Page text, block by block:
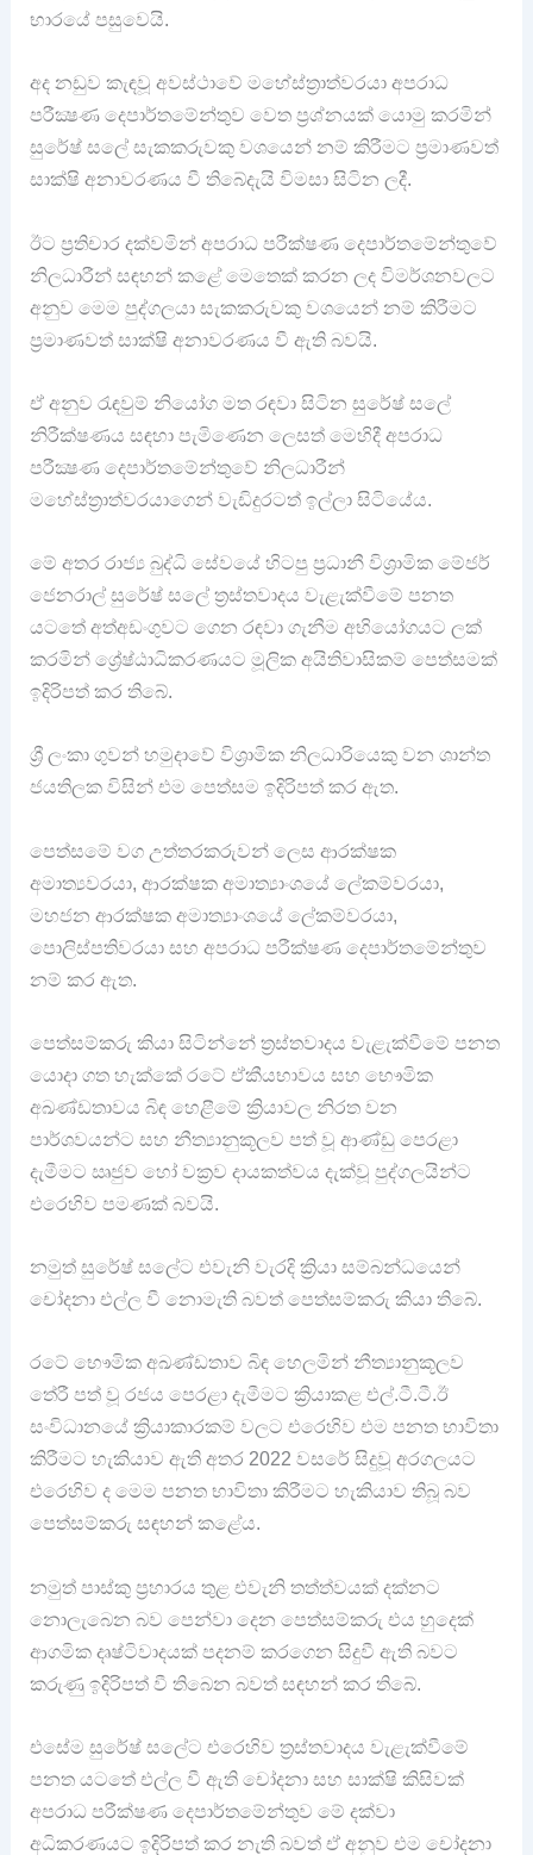
භාරයේ පසුවෙයි.
අද නඩුව කැඳවූ අවස්ථාවේ මහේස්ත්‍රාත්වරයා අපරාධ
පරීක්‍ෂණ දෙපාර්තමේන්තුව වෙත ප්‍රශ්නයක් යොමු කරමින්
සුරේෂ් සලේ සැකකරුවකු වශයෙන් නම් කිරීමට ප්‍රමාණවත්
සාක්ෂි අනාවරණය වී තිබේදැයි විමසා සිටින ලදී.
ඊට ප්‍රතිචාර දක්වමින් අපරාධ පරීක්ෂණ දෙපාර්තමේන්තුවේ
නිලධාරීන් සඳහන් කළේ මෙතෙක් කරන ලද විමර්ශනවලට
අනුව මෙම පුද්ගලයා සැකකරුවකු වශයෙන් නම් කිරීමට
ප්‍රමාණවත් සාක්ෂි අනාවරණය වී ඇති බවයි.
ඒ අනුව රැඳවුම් නියෝග මත රඳවා සිටින සුරේෂ් සලේ
නිරීක්ෂණය සඳහා පැමිණෙන ලෙසත් මෙහිදී අපරාධ
පරීක්‍ෂණ දෙපාර්තමේන්තුවේ නිලධාරීන්
මහේස්ත්‍රාත්වරයාගෙන් වැඩිදුරටත් ඉල්ලා සිටියේය.
මේ අතර රාජ්‍ය බුද්ධි සේවයේ හිටපු ප්‍රධානී විශ්‍රාමික මේජර්
ජෙනරාල් සුරේෂ් සලේ ත්‍රස්තවාදය වැළැක්වීමේ පනත
යටතේ අත්අඩංගුවට ගෙන රඳවා ගැනීම අභියෝගයට ලක්
කරමින් ශ්‍රේෂ්ඨාධිකරණයට මූලික අයිතිවාසිකම් පෙත්සමක්
ඉදිරිපත් කර තිබේ.
ශ්‍රී ලංකා ගුවන් හමුදාවේ විශ්‍රාමික නිලධාරියෙකු වන ශාන්ත
ජයතිලක විසින් එම පෙත්සම ඉදිරිපත් කර ඇත.
පෙත්සමේ වග උත්තරකරුවන් ලෙස ආරක්ෂක
අමාත්‍යවරයා, ආරක්ෂක අමාත්‍යාංශයේ ලේකම්වරයා,
මහජන ආරක්ෂක අමාත්‍යාංශයේ ලේකම්වරයා,
පොලිස්පතිවරයා සහ අපරාධ පරීක්ෂණ දෙපාර්තමේන්තුව
නම් කර ඇත.
පෙත්සම්කරු කියා සිටින්නේ ත්‍රස්තවාදය වැළැක්වීමේ පනත
යොදා ගත හැක්කේ රටේ ඒකීයභාවය සහ භෞමික
අඛණ්ඩතාවය බිඳ හෙළීමේ ක්‍රියාවල නිරත වන
පාර්ශවයන්ට සහ නීත්‍යානුකූලව පත් වූ ආණ්ඩු පෙරළා
දැමීමට ඍජුව හෝ වක්‍රව දායකත්වය දැක්වූ පුද්ගලයින්ට
එරෙහිව පමණක් බවයි.
නමුත් සුරේෂ් සලේට එවැනි වැරදි ක්‍රියා සම්බන්ධයෙන්
චෝදනා එල්ල වී නොමැති බවත් පෙත්සම්කරු කියා තිබේ.
රටේ භෞමික අඛණ්ඩතාව බිඳ හෙලමින් නීත්‍යානුකූලව
තේරී පත් වූ රජය පෙරළා දැමීමට ක්‍රියාකළ එල්.ටී.ටී.ඊ
සංවිධානයේ ක්‍රියාකාරකම් වලට එරෙහිව එම පනත භාවිතා
කිරීමට හැකියාව ඇති අතර 2022 වසරේ සිදුවූ අරගලයට
එරෙහිව ද මෙම පනත භාවිතා කිරීමට හැකියාව තිබූ බව
පෙත්සම්කරු සඳහන් කළේය.
නමුත් පාස්කු ප්‍රහාරය තුළ එවැනි තත්ත්වයක් දක්නට
නොලැබෙන බව පෙන්වා දෙන පෙත්සම්කරු එය හුදෙක්
ආගමික දෘෂ්ටිවාදයක් පදනම් කරගෙන සිදුවී ඇති බවට
කරුණු ඉදිරිපත් වී තිබෙන බවත් සඳහන් කර තිබේ.
එසේම සුරේෂ් සලේට එරෙහිව ත්‍රස්තවාදය වැළැක්වීමේ
පනත යටතේ එල්ල වී ඇති චෝදනා සහ සාක්ෂි කිසිවක්
අපරාධ පරීක්ෂණ දෙපාර්තමේන්තුව මේ දක්වා
අධිකරණයට ඉදිරිපත් කර නැති බවත් ඒ අනුව එම චෝදනා